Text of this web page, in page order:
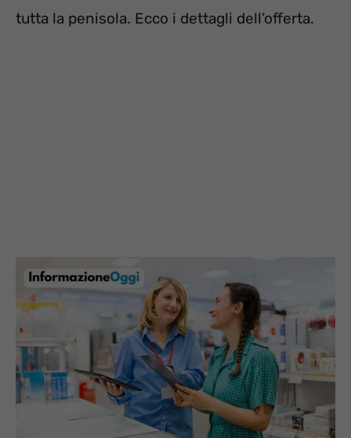
tutta la penisola. Ecco i dettagli dell’offerta.